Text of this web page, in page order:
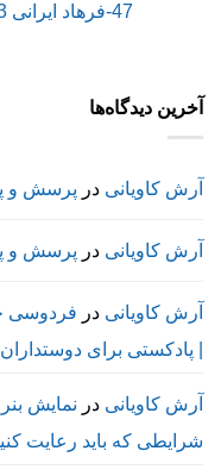
47-فرهاد ایرانی 3
آخرین دیدگاه‌ها
آرش کاویانی در پرسش و
آرش کاویانی در پرسش و
آرش کاویانی در
| پادکستی برای
آرش کاویانی در نمایش
شرایطی که باید رعایت کنید